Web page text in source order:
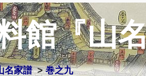
館『山
名家譜>巻之九